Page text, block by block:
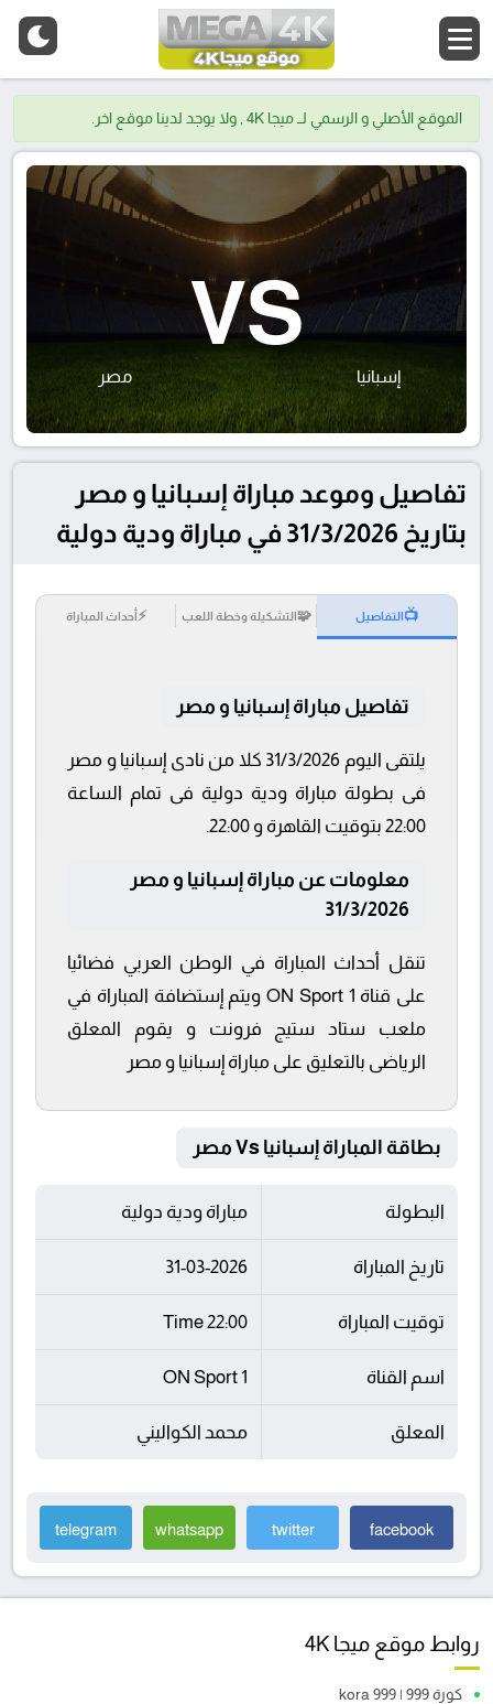
الموقع الأصلي و الرسمي لــ ميجا 4K , ولا يوجد لدينا موقع اخر.
إسبانيا
VS
مصر
تفاصيل وموعد مباراة إسبانيا و مصر
بتاريخ 31/3/2026 في مباراة ودية دولية
📺التفاصيل 🧩التشكيلة وخطة اللعب ⚡أحداث المباراة
تفاصيل مباراة إسبانيا و مصر
يلتقى اليوم 31/3/2026 كلا من نادى إسبانيا و مصر
فى بطولة مباراة ودية دولية فى تمام الساعة
22:00 بتوقيت القاهرة و 22:00.
معلومات عن مباراة إسبانيا و مصر
31/3/2026
تنقل أحداث المباراة في الوطن العربي فضائيا
على قناة ON Sport 1 ويتم إستضافة المباراة في
ملعب ستاد ستيج فرونت و يقوم المعلق
الرياضى بالتعليق على مباراة إسبانيا و مصر
بطاقة المباراة إسبانيا Vs مصر
البطولة مباراة ودية دولية
تاريخ المباراة 31-03-2026
توقيت المباراة 22:00 Time
اسم القناة ON Sport 1
المعلق محمد الكواليني
facebook
twitter
whatsapp
telegram
روابط موقع ميجا 4K
كورة 999 | kora 999